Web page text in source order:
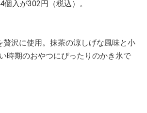
入が302円（税込）。
贅沢に使用。抹茶の涼しげな風味と小
時期のおやつにぴったりのかき氷で